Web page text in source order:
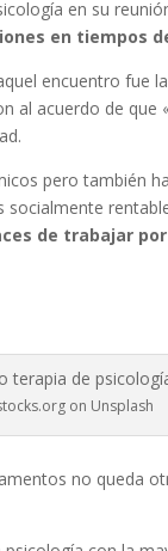
en su
en tiempos
encuentro fue
al acuerdo de que
pero también
de trabajar
on Unsplash
no queda